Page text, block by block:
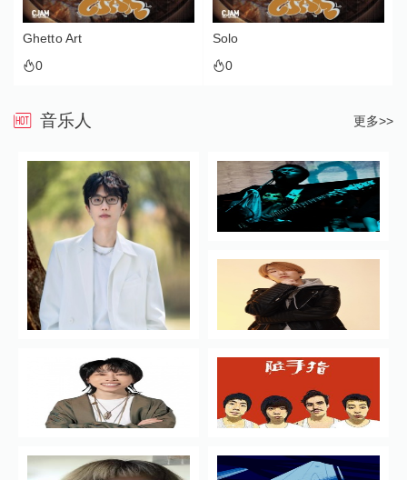
Ghetto Art
0
Solo
0
音乐人 更多>>